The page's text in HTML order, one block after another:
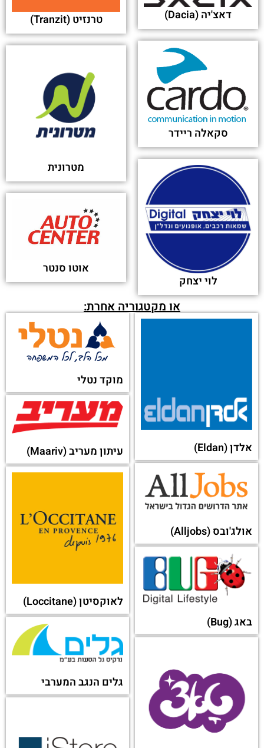
פורסם בתאריך 20-03-2020
יש משהו שפספסת?
מחפש לקבל שירות לקוחות
מחברה אחרת?
מאותה קטגוריה:
פולקסווגן
נתיבי ישראל (מע"צ)
טרייד מוביל
יורודרייב (Eurodrive)
עופר אבניר
דאצ'יה (Dacia)
סקאלה ריידר